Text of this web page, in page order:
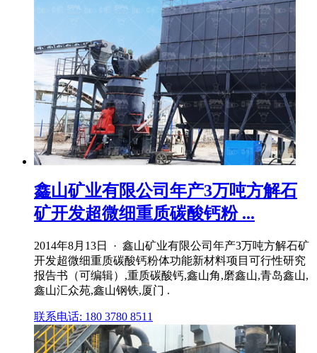
鑫山矿业有限公司年产3万吨方解石
矿开发超微细重质碳酸钙粉 ...
2014年8月13日 · 鑫山矿业有限公司年产3万吨方解石矿
开发超微细重质碳酸钙粉体功能新材料项目可行性研究
报告书（可编辑）,重质碳酸钙,鑫山角,磨鑫山,青岛鑫山,
鑫山汇众苑,鑫山钢铁,厦门 .
联系电话: 180 3780 8511